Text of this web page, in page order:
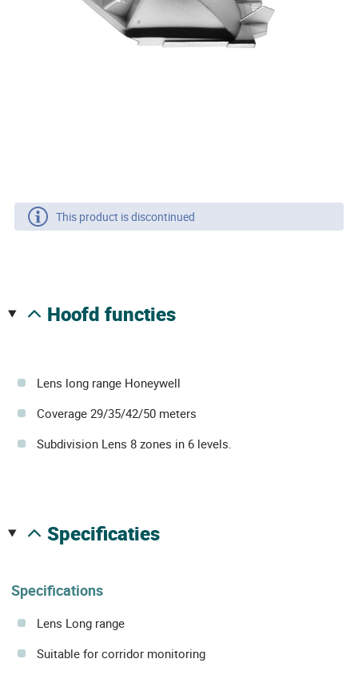
This product is discontinued
hoofd functies
Lens long range Honeywell
Coverage 29/35/42/50 meters
Subdivision Lens 8 zones in 6 levels.
specificaties
Specifications
Lens Long range
Suitable for corridor monitoring